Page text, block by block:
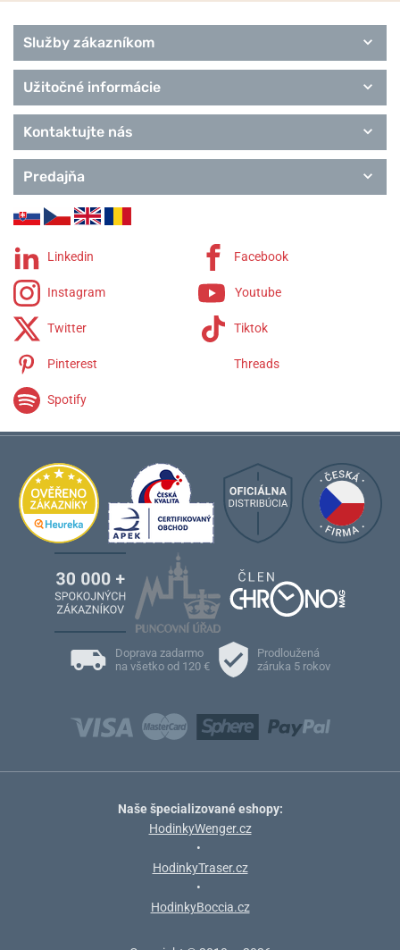
Služby zákazníkom
Užitočné informácie
Kontaktujte nás
Predajňa
Linkedin Facebook
Instagram Youtube
Twitter Tiktok
Pinterest Threads
Spotify
Doprava zadarmo
na všetko od 120 €
Prodloužená
záruka 5 rokov
Naše špecializované eshopy:
HodinkyWenger.cz
•
HodinkyTraser.cz
•
HodinkyBoccia.cz